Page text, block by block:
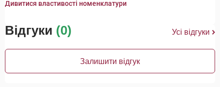
Дивитися властивості номенклатури
Відгуки (0) Усі відгуки
Залишити відгук